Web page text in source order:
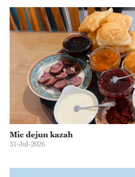
Mic dejun kazah
31-Jul-2026